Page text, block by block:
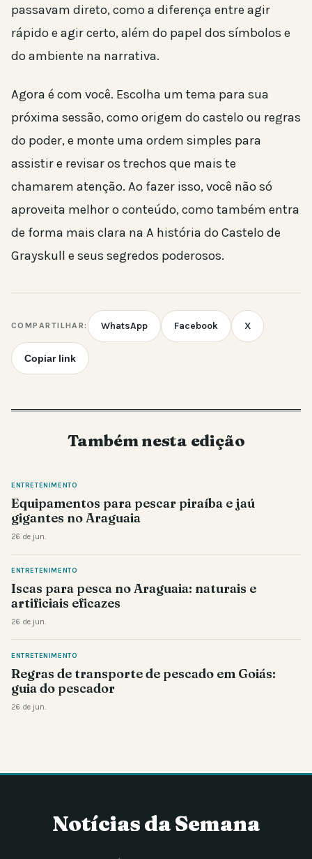
passavam direto, como a diferença entre agir
rápido e agir certo, além do papel dos símbolos e
do ambiente na narrativa.
Agora é com você. Escolha um tema para sua
próxima sessão, como origem do castelo ou regras
do poder, e monte uma ordem simples para
assistir e revisar os trechos que mais te
chamarem atenção. Ao fazer isso, você não só
aproveita melhor o conteúdo, como também entra
de forma mais clara na A história do Castelo de
Grayskull e seus segredos poderosos.
COMPARTILHAR: WhatsApp Facebook X
Copiar link
Também nesta edição
ENTRETENIMENTO
Equipamentos para pescar piraíba e jaú
gigantes no Araguaia
26 de jun.
ENTRETENIMENTO
Iscas para pesca no Araguaia: naturais e
artificiais eficazes
26 de jun.
ENTRETENIMENTO
Regras de transporte de pescado em Goiás:
guia do pescador
26 de jun.
Notícias da Semana